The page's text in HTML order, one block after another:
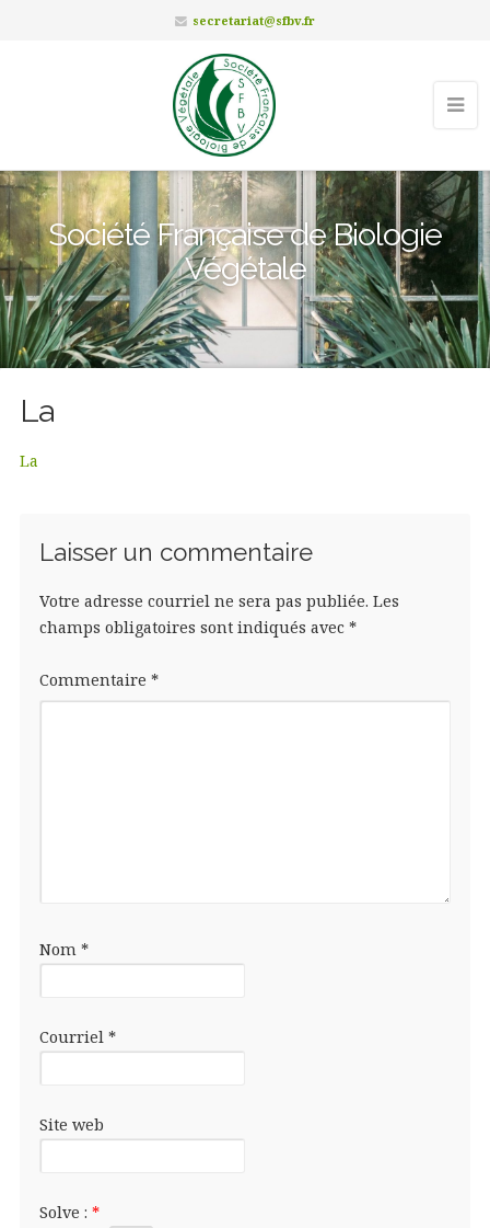
secretariat@sfbv.fr
Société Française de Biologie
Végétale
La
La
Laisser un commentaire
Votre adresse courriel ne sera pas publiée. Les
champs obligatoires sont indiqués avec *
Commentaire *
Nom *
Courriel *
Site web
Solve : *